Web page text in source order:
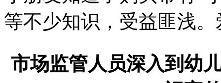
等不少知识，受益匪浅。
市场监管人员深入到幼